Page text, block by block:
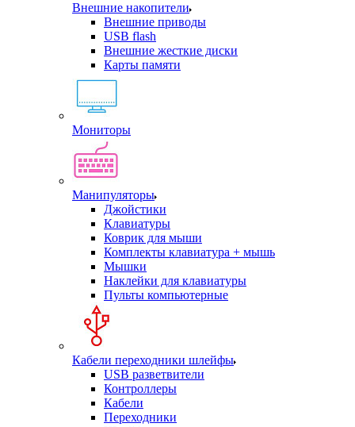
Внешние накопители
Внешние приводы
USB flash
Внешние жесткие диски
Карты памяти
Мониторы
Манипуляторы
Джойстики
Клавиатуры
Коврик для мыши
Комплекты клавиатура + мышь
Мышки
Наклейки для клавиатуры
Пульты компьютерные
Кабели переходники шлейфы
USB разветвители
Контроллеры
Кабели
Переходники